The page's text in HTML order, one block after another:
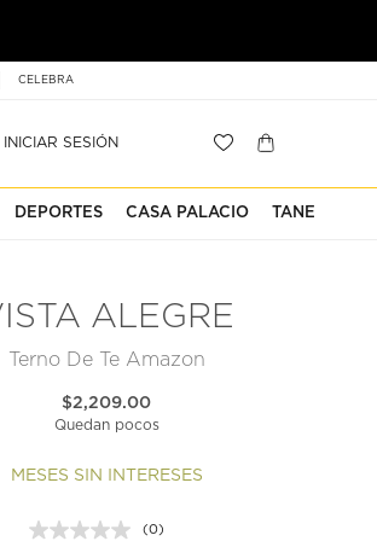
CELEBRA
INICIAR SESIÓN
DEPORTES CASA PALACIO TANE
ALEGRE
Terno De Te Amazon
$2,209.00
Quedan pocos
MESES SIN INTERESES
(0)